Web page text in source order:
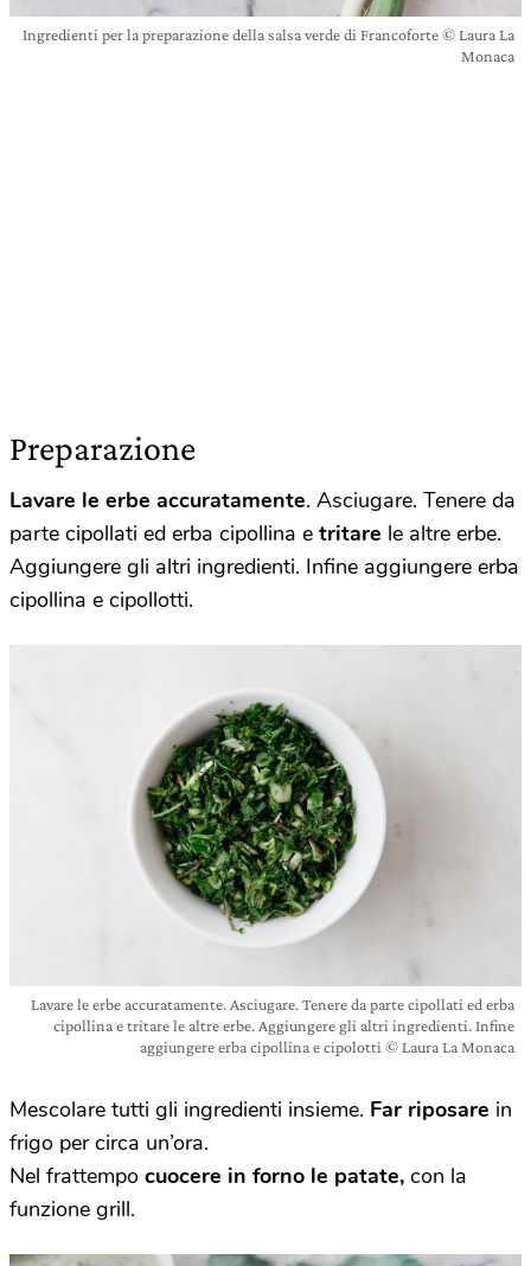
Ingredienti per la preparazione della salsa verde di Francoforte © Laura La
Monaca
Preparazione
Lavare le erbe accuratamente. Asciugare. Tenere da
parte cipollati ed erba cipollina e tritare le altre erbe.
Aggiungere gli altri ingredienti. Infine aggiungere erba
cipollina e cipollotti.
Lavare le erbe accuratamente. Asciugare. Tenere da parte cipollati ed erba
cipollina e tritare le altre erbe. Aggiungere gli altri ingredienti. Infine
aggiungere erba cipollina e cipolotti © Laura La Monaca
Mescolare tutti gli ingredienti insieme. Far riposare in
frigo per circa un’ora.
Nel frattempo cuocere in forno le patate, con la
funzione grill.